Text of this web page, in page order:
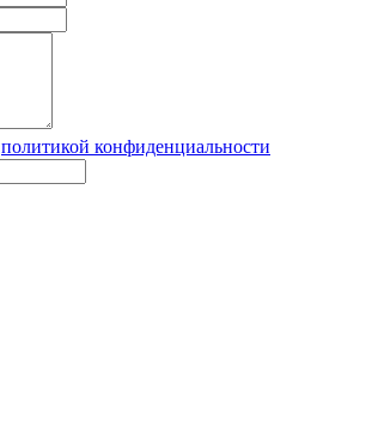
политикой конфиденциальности